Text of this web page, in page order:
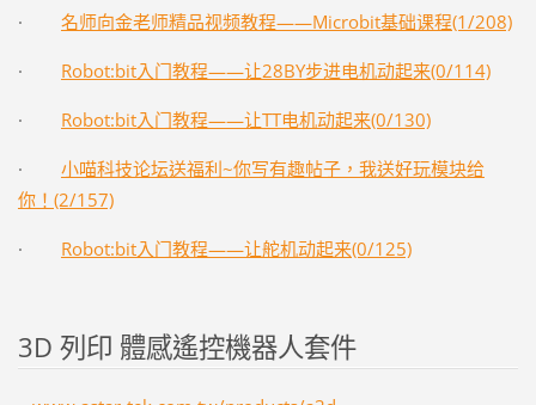
· 名师向金老师精品视频教程——Microbit基础课程(1/208)
· Robot:bit入门教程——让28BY步进电机动起来(0/114)
· Robot:bit入门教程——让TT电机动起来(0/130)
· 小喵科技论坛送福利~你写有趣帖子，我送好玩模块给
你！(2/157)
· Robot:bit入门教程——让舵机动起来(0/125)
3D 列印 體感遙控機器人套件